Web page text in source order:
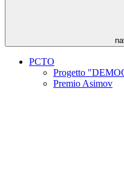
PCTO
Progetto
Premio Asimov